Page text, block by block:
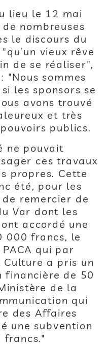
lieu le 12 mai
nombreuses
le discours du
vieux rêve
de se réaliser",
"Nous sommes
les sponsors se
avons trouvé
et très
publics.
ne pouvait
ces travaux
propres. Cette
été, pour les
de remercier de
Var dont les
accordé une
000 francs, le
qui par
a pris un
financière de 50
de la
qui
des Affaires
une subvention
francs."